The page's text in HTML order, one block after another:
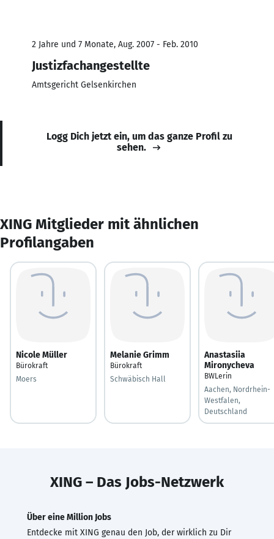
2 Jahre und 7 Monate, Aug. 2007 - Feb. 2010
Justizfachangestellte
Amtsgericht Gelsenkirchen
Logg Dich jetzt ein, um das ganze Profil zu
sehen.
XING Mitglieder mit ähnlichen
Profilangaben
Nicole Müller
Bürokraft
Moers
Melanie Grimm
Bürokraft
Schwäbisch Hall
Anastasiia
Mironycheva
BWLerin
Aachen, Nordrhein-
Westfalen,
Deutschland
XING – Das Jobs-Netzwerk
Über eine Million Jobs
Entdecke mit XING genau den Job, der wirklich zu Dir